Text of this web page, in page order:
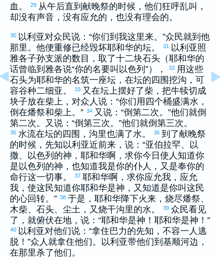
血。
29 从午后直到献晚祭的时候，他们狂呼乱叫，
却没有声音，没有应允的，也没有理会的。
30 以利亚对众民说：“你们到我这里来。”众民就到他
那里。他便重修已经毁坏耶和华的坛。
31 以利亚照
雅各子孙支派的数目，取了十二块石头（耶和华的
话曾临到 雅各说“你的名要叫 以色列 ”）， 32 用这些
石头为耶和华的名筑一座坛，在坛的四围挖沟，可
容谷种二细亚。
33 又在坛上摆好了柴，把牛犊切成
块子放在柴上，对众人说：“你们用四个桶盛满水，
倒在燔祭和柴上。” 34 又说：“倒第二次。”他们就倒
第二次。又说：“倒第三次。”他们就倒第三次。
35 水流在坛的四围，沟里也满了水。 36 到了献晚祭
的时候，先知 以利亚近前来，说：“亚伯拉罕、
以
撒、 以色列 的神，耶和华啊，求你今日使人知道你
是 以色列 的神，也知道我是你的仆人，又是奉你的
命行这一切事。
37 耶和华啊，求你应允我，应允
我，使这民知道你耶和华是神，又知道是你叫这民
的心回转。” 38 于是，耶和华降下火来，烧尽燔祭、
木柴、石头、尘土，又烧干沟里的水。
39 众民看见
了，就俯伏在地，说：“耶和华是神！耶和华是神！”
40 以利亚对他们说：“拿住巴力的先知，不容一人逃
脱！”众人就拿住他们。
以利亚带他们到 基顺河边，
在那里杀了他们。